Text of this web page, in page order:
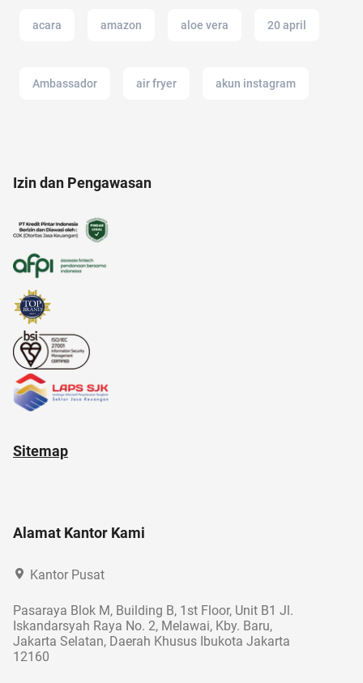
acara amazon aloe vera 20 april
Ambassador air fryer akun instagram
Izin dan Pengawasan
Sitemap
Alamat Kantor Kami
Kantor Pusat
Pasaraya Blok M, Building B, 1st Floor, Unit B1 Jl.
Iskandarsyah Raya No. 2, Melawai, Kby. Baru,
Jakarta Selatan, Daerah Khusus Ibukota Jakarta
12160